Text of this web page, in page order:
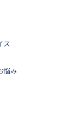
ス
悩み